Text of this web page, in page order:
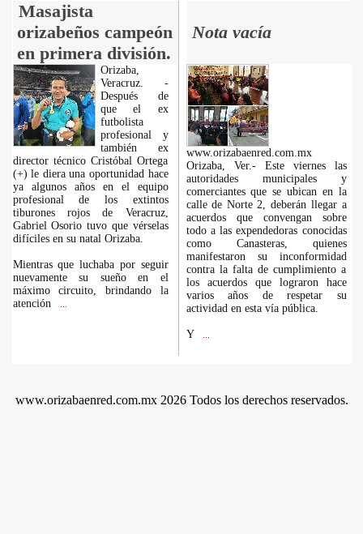
Masajista
orizabeños campeón
en primera división.
Nota vacía
Orizaba,
Veracruz. -
Después de
que el ex
futbolista
profesional y
también ex
director técnico Cristóbal Ortega
(+) le diera una oportunidad hace
ya algunos años en el equipo
profesional de los extintos
tiburones rojos de Veracruz,
Gabriel Osorio tuvo que vérselas
difíciles en su natal Orizaba.
Mientras que luchaba por seguir
nuevamente su sueño en el
máximo circuito, brindando la
atención
www.orizabaenred.com.mx
Orizaba, Ver.- Este viernes las
autoridades municipales y
comerciantes que se ubican en la
calle de Norte 2, deberán llegar a
acuerdos que convengan sobre
todo a las expendedoras conocidas
como Canasteras, quienes
manifestaron su inconformidad
contra la falta de cumplimiento a
los acuerdos que lograron hace
varios años de respetar su
actividad en esta vía pública.
Y
www.orizabaenred.com.mx 2026 Todos los derechos reservados.